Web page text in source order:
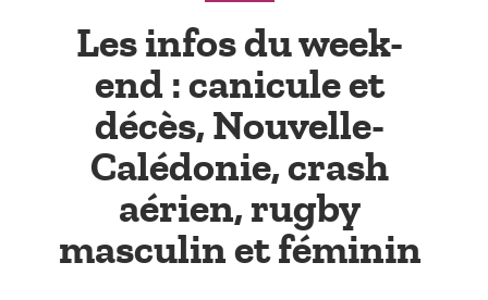
Les infos du week-
end : canicule et
décès, Nouvelle-
Calédonie, crash
aérien, rugby
masculin et féminin